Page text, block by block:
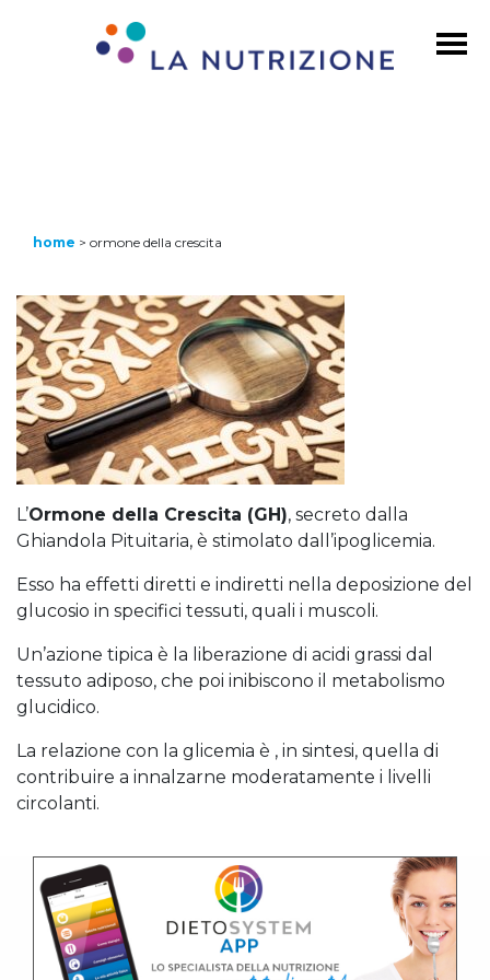
home > ormone della crescita
L’Ormone della Crescita (GH), secreto dalla
Ghiandola Pituitaria, è stimolato dall’ipoglicemia.
Esso ha effetti diretti e indiretti nella deposizione del
glucosio in specifici tessuti, quali i muscoli.
Un’azione tipica è la liberazione di acidi grassi dal
tessuto adiposo, che poi inibiscono il metabolismo
glucidico.
La relazione con la glicemia è , in sintesi, quella di
contribuire a innalzarne moderatamente i livelli
circolanti.